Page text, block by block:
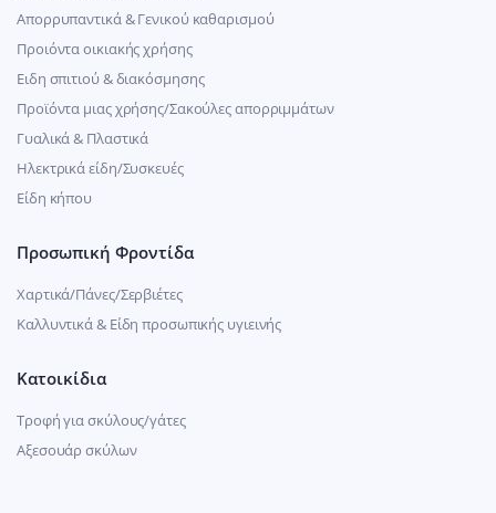
Απορρυπαντικά & Γενικού καθαρισμού
Προιόντα οικιακής χρήσης
Ειδη σπιτιού & διακόσμησης
Προϊόντα μιας χρήσης/Σακούλες απορριμμάτων
Γυαλικά & Πλαστικά
Ηλεκτρικά είδη/Συσκευές
Είδη κήπου
Προσωπική Φροντίδα
Χαρτικά/Πάνες/Σερβιέτες
Καλλυντικά & Είδη προσωπικής υγιεινής
Κατοικίδια
Τροφή για σκύλους/γάτες
Αξεσουάρ σκύλων